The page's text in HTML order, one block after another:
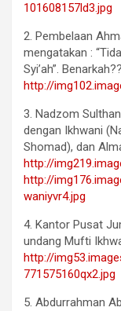
101608157ld3.jpg
2. Pembelaan
mengatakan :
Syi’ah”.
http://
3. Nadzom
dengan Ikhwani
Shomad), dan
http://
http://
waniyvr4.jpg
4. Kantor Pusat
undang Mufti
http://
771575160qx2.jpg
5. Abdurrahman